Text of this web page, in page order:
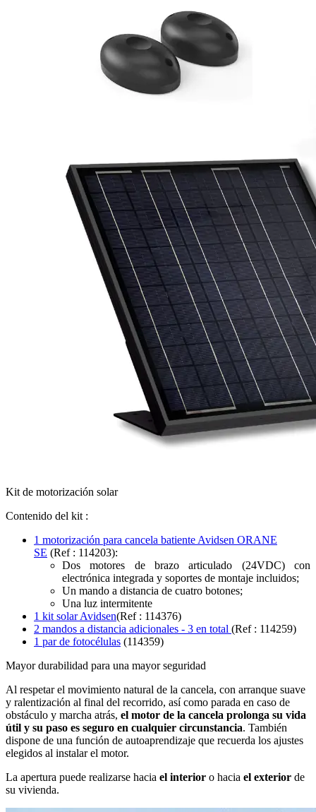
Kit de motorización solar
Contenido del kit :
1 motorización para cancela batiente Avidsen ORANE
SE (Ref : 114203):
Dos motores de brazo articulado (24VDC) con
electrónica integrada y soportes de montaje incluidos;
Un mando a distancia de cuatro botones;
Una luz intermitente
1 kit solar Avidsen(Ref : 114376)
2 mandos a distancia adicionales - 3 en total (Ref : 114259)
1 par de fotocélulas (114359)
Mayor durabilidad para una mayor seguridad
Al respetar el movimiento natural de la cancela, con arranque suave
y ralentización al final del recorrido, así como parada en caso de
obstáculo y marcha atrás, el motor de la cancela prolonga su vida
útil y su paso es seguro en cualquier circunstancia. También
dispone de una función de autoaprendizaje que recuerda los ajustes
elegidos al instalar el motor.
La apertura puede realizarse hacia el interior o hacia el exterior de
su vivienda.